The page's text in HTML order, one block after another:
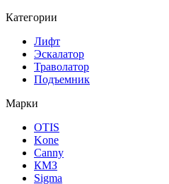
Категории
Лифт
Эскалатор
Траволатор
Подъемник
Марки
OTIS
Kone
Canny
КМЗ
Sigma